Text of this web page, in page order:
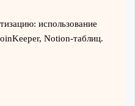
использование
Notion-таблиц.